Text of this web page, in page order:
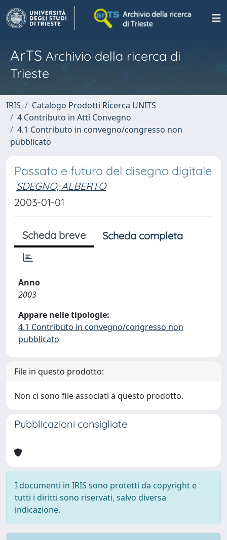
ArTS Archivio della ricerca di
Trieste
IRIS
Catalogo Prodotti Ricerca UNITS
4 Contributo in Atti Convegno
4.1 Contributo in convegno/congresso non
pubblicato
Passato e futuro del disegno digitale
SDEGNO, ALBERTO
2003-01-01
Scheda breve Scheda completa
Anno
2003
Appare nelle tipologie:
4.1 Contributo in convegno/congresso non
pubblicato
File in questo prodotto:
Non ci sono file associati a questo prodotto.
Pubblicazioni consigliate
I documenti in IRIS sono protetti da copyright e
tutti i diritti sono riservati, salvo diversa
indicazione.